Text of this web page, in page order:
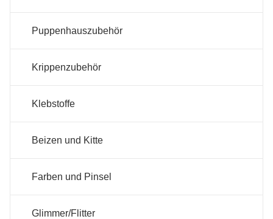
Puppenhauszubehör
Krippenzubehör
Klebstoffe
Beizen und Kitte
Farben und Pinsel
Glimmer/Flitter